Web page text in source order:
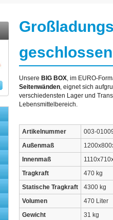
Unsere BIG BOX, im EURO-
Seitenwänden, eignet sich
verschiedensten Lager und
Lebensmittelbereich.
Artikelnummer
003-
Außenmaß
Innenmaß
Tragkraft
470 kg
Statische Tragkraft
4300 kg
Volumen
470 Liter
Gewicht
31 kg